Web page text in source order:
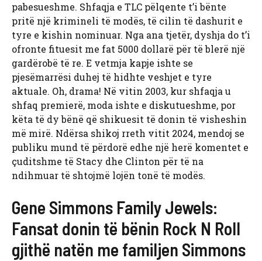
pabesueshme. Shfaqja e TLC pëlqente t’i bënte
pritë një krimineli të modës, të cilin të dashurit e
tyre e kishin nominuar. Nga ana tjetër, dyshja do t’i
ofronte fituesit me fat 5000 dollarë për të blerë një
gardërobë të re. E vetmja kapje ishte se
pjesëmarrësi duhej të hidhte veshjet e tyre
aktuale. Oh, drama! Në vitin 2003, kur shfaqja u
shfaq premierë, moda ishte e diskutueshme, por
këta të dy bënë që shikuesit të donin të visheshin
më mirë. Ndërsa shikoj rreth vitit 2024, mendoj se
publiku mund të përdorë edhe një herë komentet e
çuditshme të Stacy dhe Clinton për të na
ndihmuar të shtojmë lojën tonë të modës.
Gene Simmons Family Jewels:
Fansat donin të bënin Rock N Roll
gjithë natën me familjen Simmons